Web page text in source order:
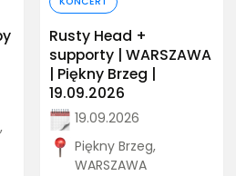
Rusty Head +
supporty | WARSZAWA
| Piękny Brzeg |
19.09.2026
19.09.2026
Piękny Brzeg,
WARSZAWA